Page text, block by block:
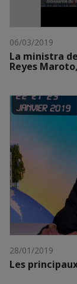
06/03/2019
La ministra
Reyes
28/01/2019
Les